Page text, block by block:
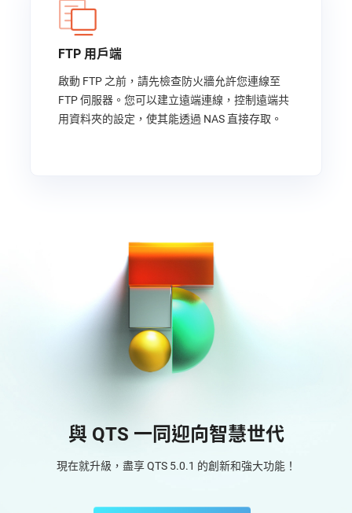
FTP 用戶端
啟動 FTP 之前，請先檢查防火牆允許您連線至
FTP 伺服器。您可以建立遠端連線，控制遠端共
用資料夾的設定，使其能透過 NAS 直接存取。
與 QTS 一同迎向智慧世代
現在就升級，盡享 QTS 5.0.1 的創新和強大功能！